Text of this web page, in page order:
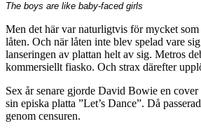
The boys are like baby-faced girls
Men det här var naturligtvis för mycket
låten. Och när låten inte blev spelad vare
lanseringen av plattan helt av sig. Metros
kommersiellt fiasko. Och strax därefter
Sex år senare gjorde David Bowie en
sin episka platta ”Let’s Dance”. Då
genom censuren.